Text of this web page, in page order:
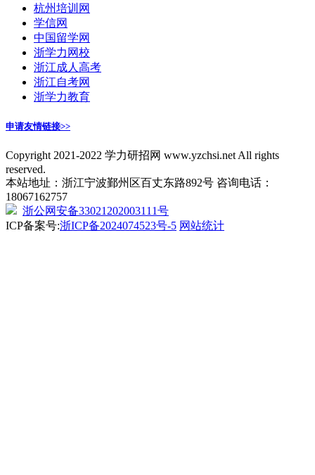
杭州培训网
学信网
中国留学网
浙学力网校
浙江成人高考
浙江自考网
浙学力教育
申请友情链接>>
Copyright 2021-2022 学力研招网 www.yzchsi.net All rights
reserved.
本站地址：浙江宁波鄞州区百丈东路892号 咨询电话：
18067162757
浙公网安备33021202003111号
ICP备案号:浙ICP备2024074523号-5 网站统计